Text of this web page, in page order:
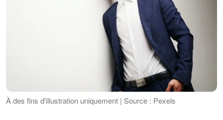
À des fins d'illustration uniquement | Source : Pexels